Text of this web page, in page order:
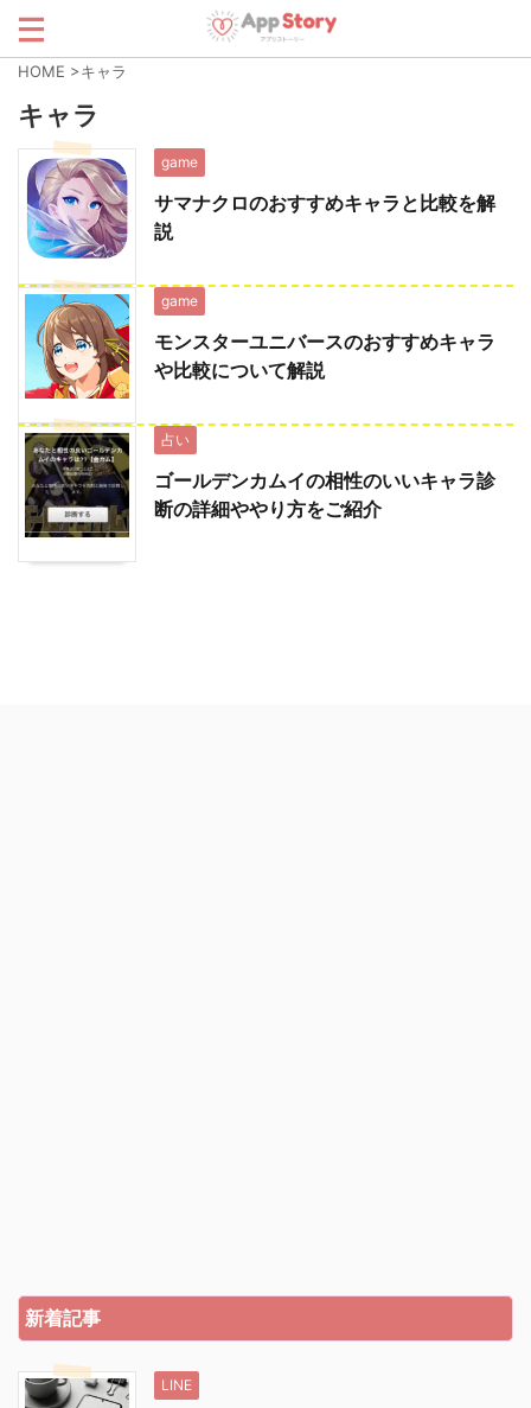
HOME >キャラ
キャラ
game
サマナクロのおすすめキャラと比較を解
説
game
モンスターユニバースのおすすめキャラ
や比較について解説
占い
ゴールデンカムイの相性のいいキャラ診
断の詳細ややり方をご紹介
新着記事
LINE